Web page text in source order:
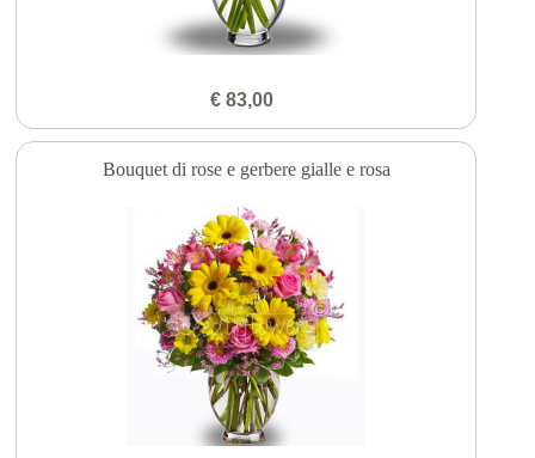
€ 83,00
Bouquet di rose e gerbere gialle e rosa